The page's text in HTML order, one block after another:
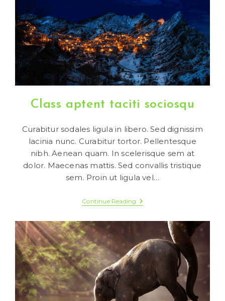
Class aptent taciti sociosqu
Curabitur sodales ligula in libero. Sed dignissim
lacinia nunc. Curabitur tortor. Pellentesque
nibh. Aenean quam. In scelerisque sem at
dolor. Maecenas mattis. Sed convallis tristique
sem. Proin ut ligula vel…
Continue Reading Class
Sociosqu